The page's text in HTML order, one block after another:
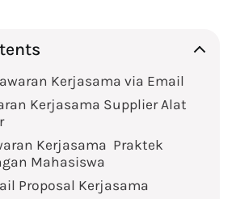
Kerjasama via Email
Kerjasama Supplier Alat
Kerjasama Praktek
Mahasiswa
Proposal Kerjasama